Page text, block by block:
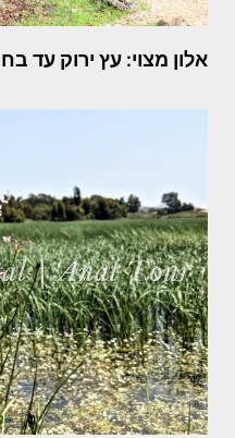
אלון מצוי: עץ ירוק עד